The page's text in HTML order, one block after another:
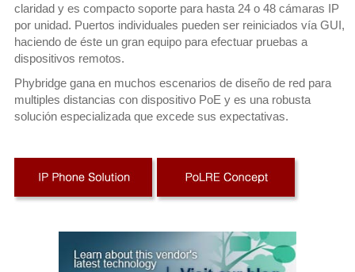
claridad y es compacto soporte para hasta 24 o 48 cámaras IP
por unidad. Puertos individuales pueden ser reiniciados vía GUI,
haciendo de éste un gran equipo para efectuar pruebas a
dispositivos remotos.
Phybridge gana en muchos escenarios de diseño de red para
multiples distancias con dispositivo PoE y es una robusta
solución especializada que excede sus expectativas.